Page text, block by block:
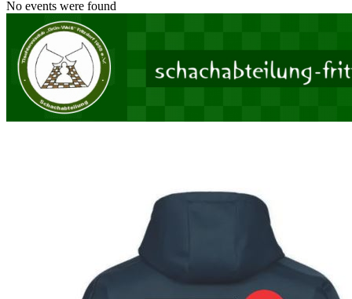
No events were found